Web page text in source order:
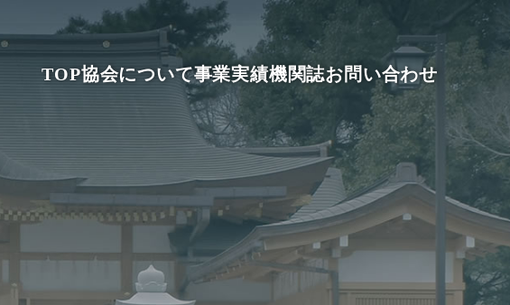
TOP協会について事業実績機関誌お問い合わせ